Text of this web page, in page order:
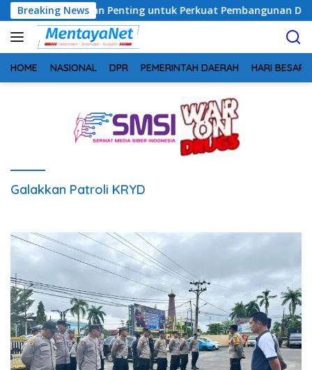
Langsung
ke
konten
Breaking NewsPenting untuk Perkuat Pembangunan Desa
HOME NASIONAL DPR PEMERINTAH DAERAH HARI BESAR
Galakkan Patroli KRYD